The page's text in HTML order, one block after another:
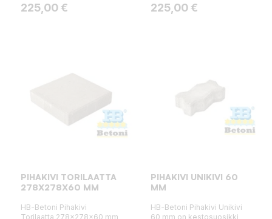
Hinta
225,00 € Hinta
225,00 €
PIHAKIVI TORILAATTA
278X278X60 MM
HB-Betoni Pihakivi
Torilaatta 278x278x60 mm
PIHAKIVI UNIKIVI 60
MM
HB-Betoni Pihakivi Unikivi
60 mm on kestosuosikki